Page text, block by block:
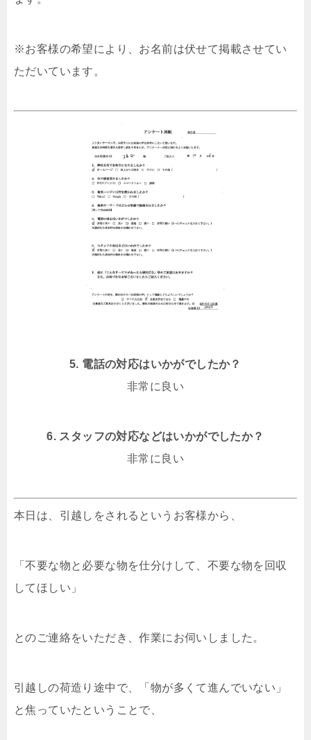
※お客様の希望により、お名前は伏せて掲載させてい
ただいています。
5. 電話の対応はいかがでしたか？
非常に良い
6. スタッフの対応などはいかがでしたか？
非常に良い
本日は、引越しをされるというお客様から、
「不要な物と必要な物を仕分けして、不要な物を回収
してほしい」
とのご連絡をいただき、作業にお伺いしました。
引越しの荷造り途中で、「物が多くて進んでいない」
と焦っていたということで、